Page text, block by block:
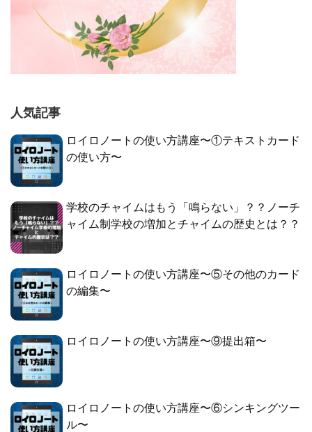
人気記事
ロイロノートの使い方講座〜①テキストカード
の使い方〜
学校のチャイムはもう「鳴らない」？？ノーチ
ャイム制学校の増加とチャイムの歴史とは？？
ロイロノートの使い方講座〜⑤その他のカード
の編集〜
ロイロノートの使い方講座〜⑨提出箱〜
ロイロノートの使い方講座〜⑥シンキングツー
ル〜